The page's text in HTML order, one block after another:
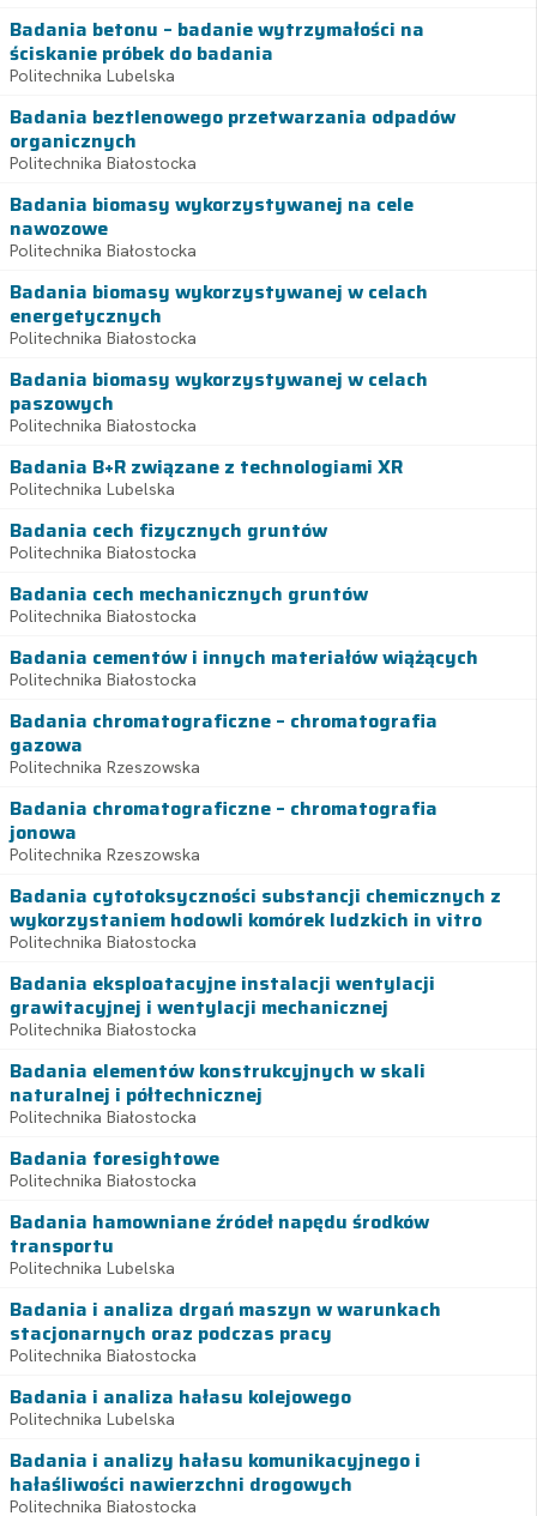
Badania betonu – badanie wytrzymałości na
ściskanie próbek do badania
Politechnika Lubelska
Badania beztlenowego przetwarzania odpadów
organicznych
Politechnika Białostocka
Badania biomasy wykorzystywanej na cele
nawozowe
Politechnika Białostocka
Badania biomasy wykorzystywanej w celach
energetycznych
Politechnika Białostocka
Badania biomasy wykorzystywanej w celach
paszowych
Politechnika Białostocka
Badania B+R związane z technologiami XR
Politechnika Lubelska
Badania cech fizycznych gruntów
Politechnika Białostocka
Badania cech mechanicznych gruntów
Politechnika Białostocka
Badania cementów i innych materiałów wiążących
Politechnika Białostocka
Badania chromatograficzne – chromatografia
gazowa
Politechnika Rzeszowska
Badania chromatograficzne – chromatografia
jonowa
Politechnika Rzeszowska
Badania cytotoksyczności substancji chemicznych z
wykorzystaniem hodowli komórek ludzkich in vitro
Politechnika Białostocka
Badania eksploatacyjne instalacji wentylacji
grawitacyjnej i wentylacji mechanicznej
Politechnika Białostocka
Badania elementów konstrukcyjnych w skali
naturalnej i półtechnicznej
Politechnika Białostocka
Badania foresightowe
Politechnika Białostocka
Badania hamowniane źródeł napędu środków
transportu
Politechnika Lubelska
Badania i analiza drgań maszyn w warunkach
stacjonarnych oraz podczas pracy
Politechnika Białostocka
Badania i analiza hałasu kolejowego
Politechnika Lubelska
Badania i analizy hałasu komunikacyjnego i
hałaśliwości nawierzchni drogowych
Politechnika Białostocka